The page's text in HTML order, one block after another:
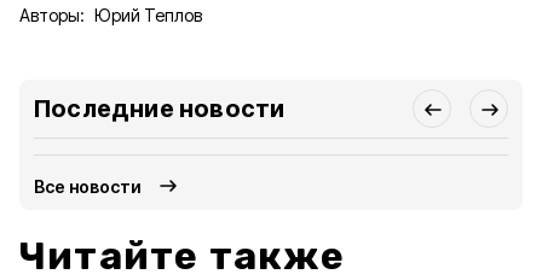
Авторы: Юрий Теплов
Последние новости
Все новости
Читайте также